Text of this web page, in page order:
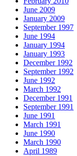
June 2009
January 2009
September 1997
June 1994
January 1994
January 1993
December 1992
September 1992
June 1992
March 1992
December 1991
September 1991
June 1991
March 1991
June 1990
March 1990
April 1989